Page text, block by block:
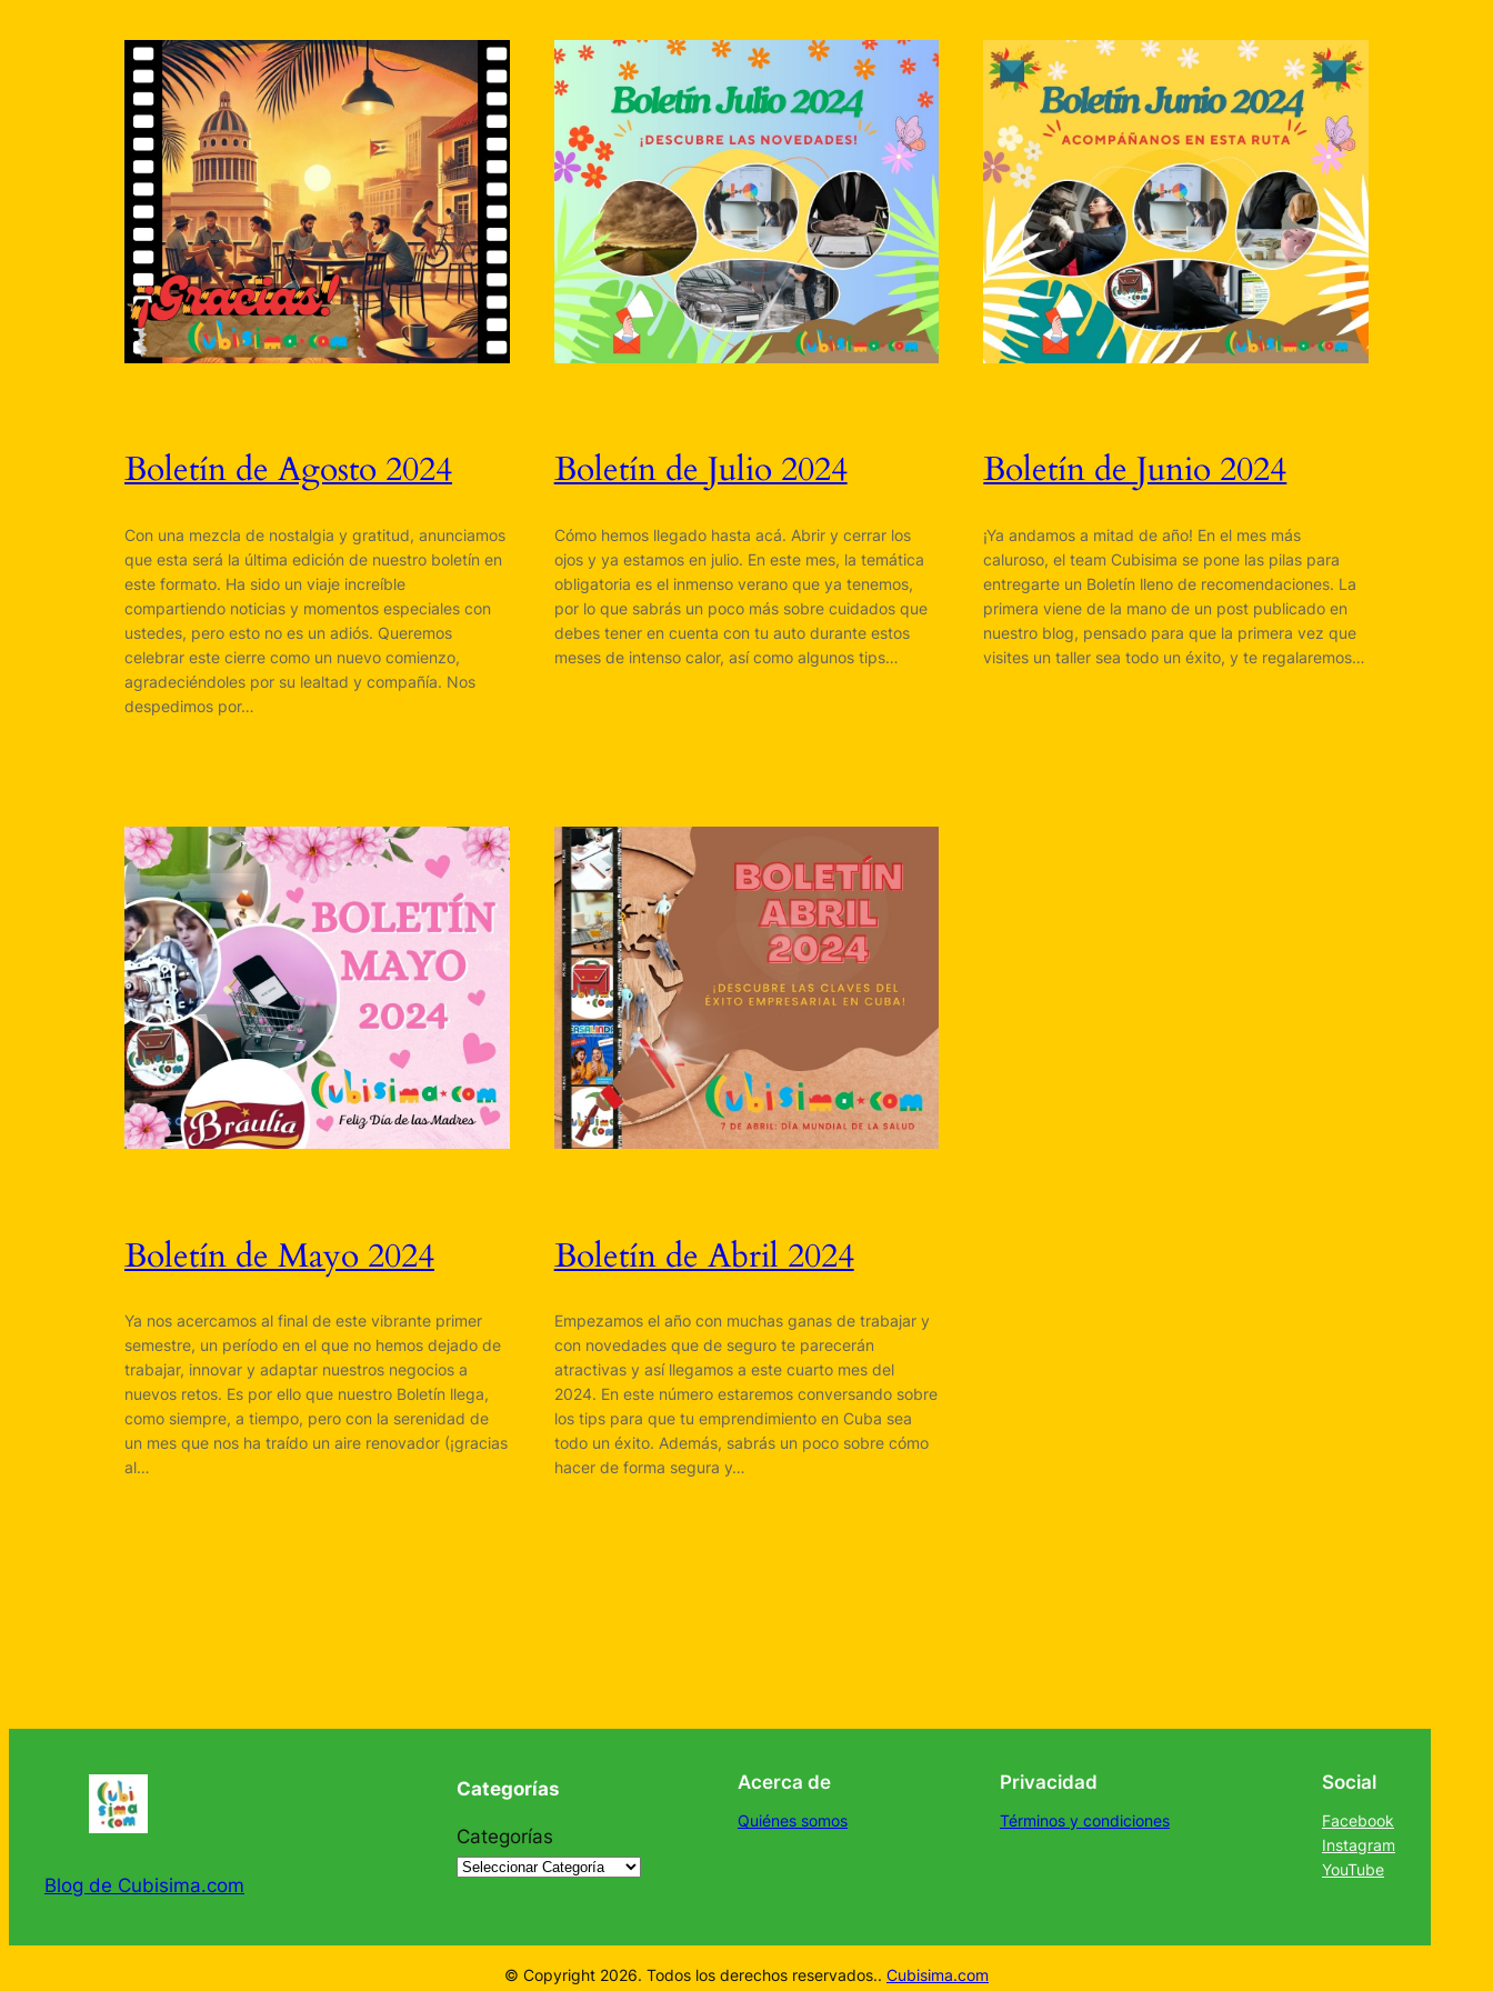
Boletín de Agosto 2024
Con una mezcla de nostalgia y gratitud, anunciamos
que esta será la última edición de nuestro boletín en
este formato. Ha sido un viaje increíble
compartiendo noticias y momentos especiales con
ustedes, pero esto no es un adiós. Queremos
celebrar este cierre como un nuevo comienzo,
agradeciéndoles por su lealtad y compañía. Nos
despedimos por…
Boletín de Julio 2024
Cómo hemos llegado hasta acá. Abrir y cerrar los
ojos y ya estamos en julio. En este mes, la temática
obligatoria es el inmenso verano que ya tenemos,
por lo que sabrás un poco más sobre cuidados que
debes tener en cuenta con tu auto durante estos
meses de intenso calor, así como algunos tips…
Boletín de Junio 2024
¡Ya andamos a mitad de año! En el mes más
caluroso, el team Cubisima se pone las pilas para
entregarte un Boletín lleno de recomendaciones. La
primera viene de la mano de un post publicado en
nuestro blog, pensado para que la primera vez que
visites un taller sea todo un éxito, y te regalaremos…
Boletín de Mayo 2024
Ya nos acercamos al final de este vibrante primer
semestre, un período en el que no hemos dejado de
trabajar, innovar y adaptar nuestros negocios a
nuevos retos. Es por ello que nuestro Boletín llega,
como siempre, a tiempo, pero con la serenidad de
un mes que nos ha traído un aire renovador (¡gracias
al…
Boletín de Abril 2024
Empezamos el año con muchas ganas de trabajar y
con novedades que de seguro te parecerán
atractivas y así llegamos a este cuarto mes del
2024. En este número estaremos conversando sobre
los tips para que tu emprendimiento en Cuba sea
todo un éxito. Además, sabrás un poco sobre cómo
hacer de forma segura y…
Blog de Cubisima.com
Categorías
Categorías
Acerca de
Quiénes somos
Privacidad
Términos y condiciones
Social
Facebook
Instagram
YouTube
© Copyright 2026. Todos los derechos reservados.. Cubisima.com